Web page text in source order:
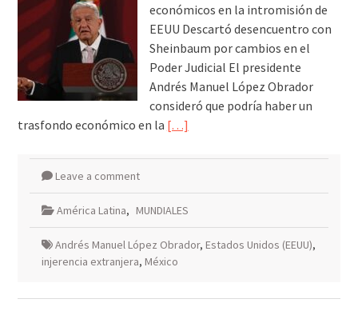
económicos en la intromisión de
EEUU Descartó desencuentro con
Sheinbaum por cambios en el
Poder Judicial El presidente
Andrés Manuel López Obrador
consideró que podría haber un
trasfondo económico en la […]
Leave a comment
América Latina, MUNDIALES
Andrés Manuel López Obrador, Estados Unidos (EEUU),
injerencia extranjera, México